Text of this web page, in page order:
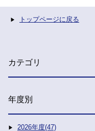
トップページに戻る
カテゴリ
年度別
2026年度(47)